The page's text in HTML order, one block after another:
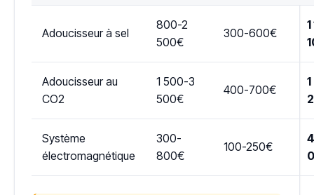
Adoucisseur à sel
800-2
500€
300-600€
Adoucisseur au
CO2
1 500-3
500€
400-700€
Système
électromagnétique
300-
800€
100-250€